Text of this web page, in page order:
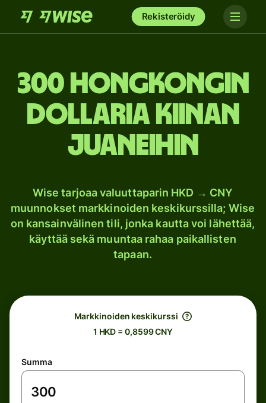
Rekisteröidy
300 Hongkongin
dollaria Kiinan
juaneihin
Wise tarjoaa valuuttaparin HKD → CNY
muunnokset markkinoiden keskikurssilla; Wise
on kansainvälinen tili, jonka kautta voi lähettää,
käyttää sekä muuntaa rahaa paikallisten
tapaan.
Markkinoiden keskikurssi
1 HKD = 0,8599 CNY
Summa